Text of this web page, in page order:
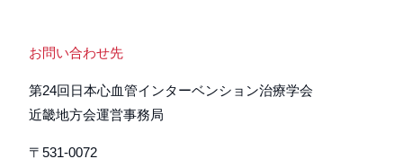
お問い合わせ先
第24回日本心血管インターベンション治療学会
近畿地方会運営事務局
〒531-0072